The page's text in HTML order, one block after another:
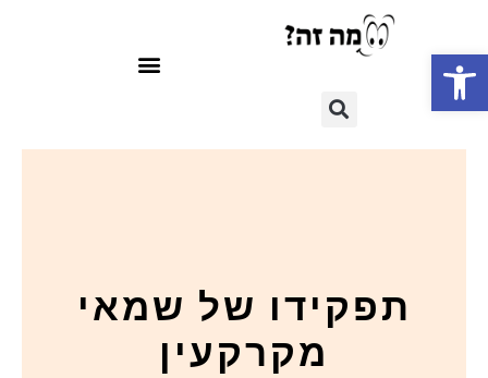
פתח סרגל נגישות
תפקידו של שמאי
מקרקעין